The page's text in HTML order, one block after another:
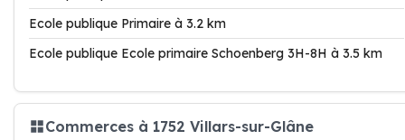
Ecole publique Primaire à 3.2 km
Ecole publique Ecole primaire Schoenberg 3H-8H à 3.5 km
Commerces à 1752 Villars-sur-Glâne